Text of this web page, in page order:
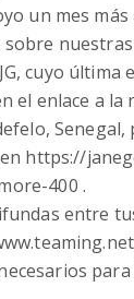
un mes
sobre
cuyo
el enlace a la
https://
400 .
entre